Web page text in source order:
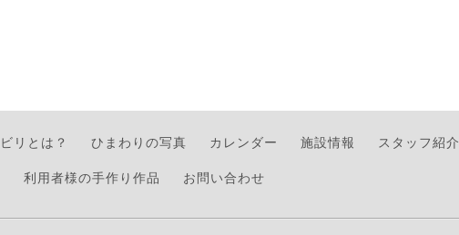
リとは？ ひまわりの写真 カレンダー 施設情報 スタッフ紹介
利用者様の手作り作品 お問い合わせ